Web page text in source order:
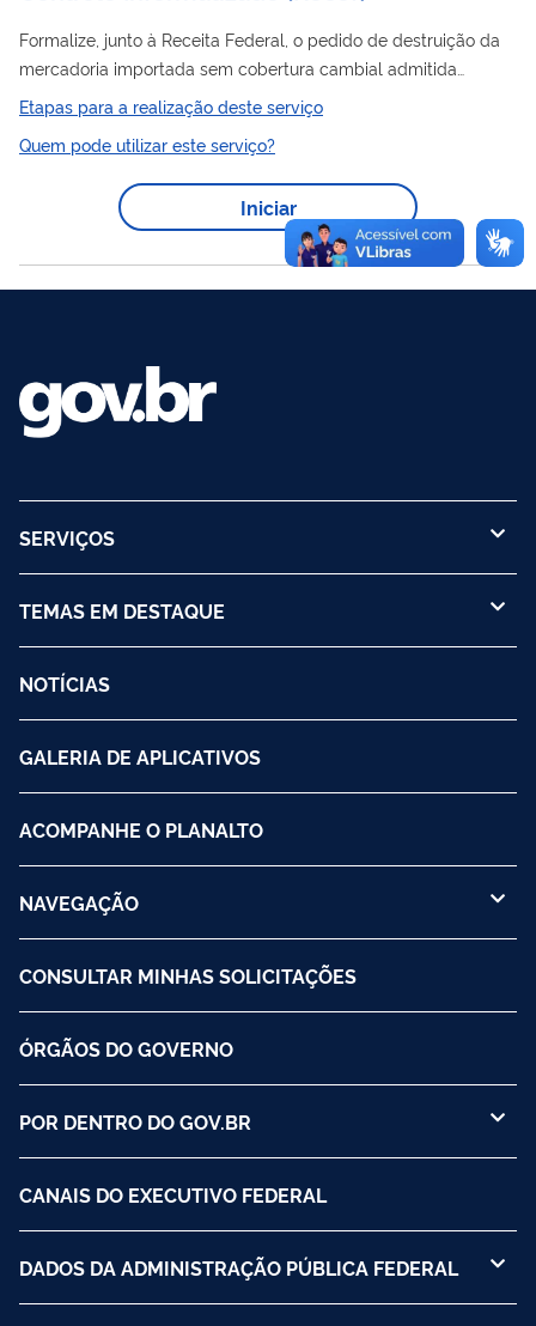
Formalize, junto à Receita Federal, o pedido de destruição da
mercadoria importada sem cobertura cambial admitida
no Regime Aduaneiro Especial de Entreposto Industrial sob
importada admitida no regime, com cobertura cambial, poderá
ser realizada após o despacho para consumo. A destruição da
mercadoria adquirida no mercado interno poderá ocorrer após
o recolhimento dos tributos suspensos. Em ambos os casos
(destruição de...
Etapas para a realização deste serviço
Quem pode utilizar este serviço?
Iniciar
SERVIÇOS
TEMAS EM DESTAQUE
NOTÍCIAS
GALERIA DE APLICATIVOS
ACOMPANHE O PLANALTO
NAVEGAÇÃO
CONSULTAR MINHAS SOLICITAÇÕES
ÓRGÃOS DO GOVERNO
POR DENTRO DO GOV.BR
CANAIS DO EXECUTIVO FEDERAL
DADOS DA ADMINISTRAÇÃO PÚBLICA FEDERAL